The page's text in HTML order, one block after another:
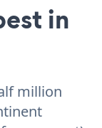
in
million